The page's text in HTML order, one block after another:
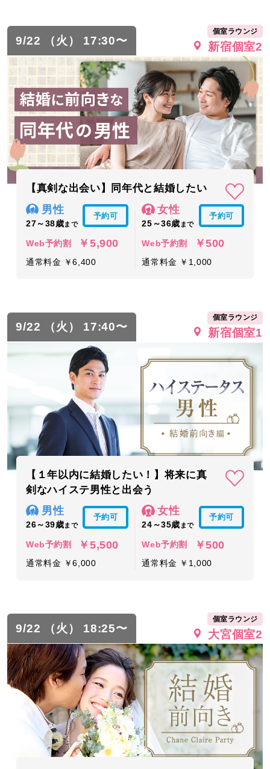
9/22 （火） 17:30〜
個室ラウンジ
新宿個室2
【真剣な出会い】同年代と結婚したい
男性
27～38歳まで
予約可
Web予約割 ￥5,900
通常料金 ￥6,400
女性
25～36歳 まで
予約可
Web予約割 ￥500
通常料金 ￥1,000
9/22 （火） 17:40〜
個室ラウンジ
新宿個室1
【１年以内に結婚したい！】将来に真
剣なハイステ男性と出会う
男性
26～39歳まで
予約可
Web予約割 ￥5,500
通常料金 ￥6,000
女性
24～35歳 まで
予約可
Web予約割 ￥500
通常料金 ￥1,000
9/22 （火） 18:25〜
個室ラウンジ
大宮個室2